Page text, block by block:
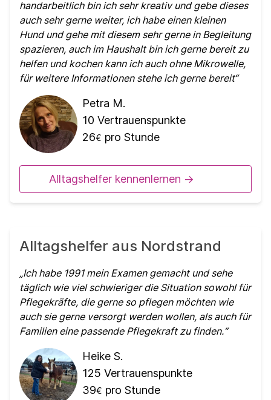
handarbeitlich bin ich sehr kreativ und gebe dieses
auch sehr gerne weiter, ich habe einen kleinen
Hund und gehe mit diesem sehr gerne in Begleitung
spazieren, auch im Haushalt bin ich gerne bereit zu
helfen und kochen kann ich auch ohne Mikrowelle,
für weitere Informationen stehe ich gerne bereit
Petra M.
10 Vertrauenspunkte
26€ pro Stunde
Alltagshelfer kennenlernen ->
Alltagshelfer aus Nordstrand
Ich habe 1991 mein Examen gemacht und sehe
täglich wie viel schwieriger die Situation sowohl für
Pflegekräfte, die gerne so pflegen möchten wie
auch sie gerne versorgt werden wollen, als auch für
Familien eine passende Pflegekraft zu finden.
Heike S.
125 Vertrauenspunkte
39€ pro Stunde